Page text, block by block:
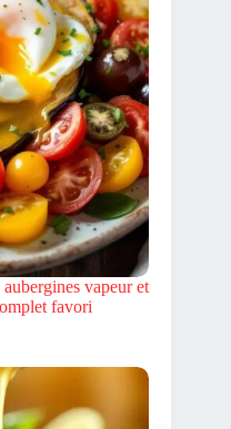
vapeur et
favori